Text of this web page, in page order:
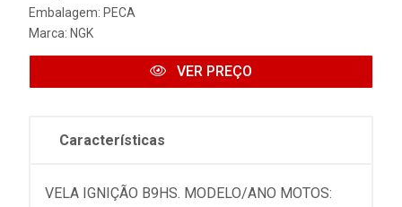
Embalagem: PECA
Marca: NGK
VER PREÇO
Características
VELA IGNIÇÃO B9HS. MODELO/ANO MOTOS: